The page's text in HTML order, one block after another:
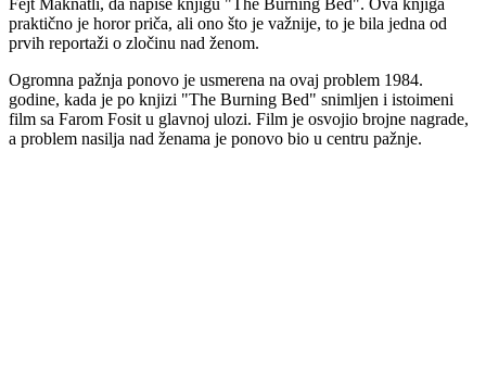
praktično je horor priča, ali ono što je važnije, to je bila jedna od
prvih reportaži o zločinu nad ženom.
Ogromna pažnja ponovo je usmerena na ovaj problem 1984.
godine, kada je po knjizi "The Burning Bed" snimljen i istoimeni
film sa Farom Fosit u glavnoj ulozi. Film je osvojio brojne nagrade,
a problem nasilja nad ženama je ponovo bio u centru pažnje.